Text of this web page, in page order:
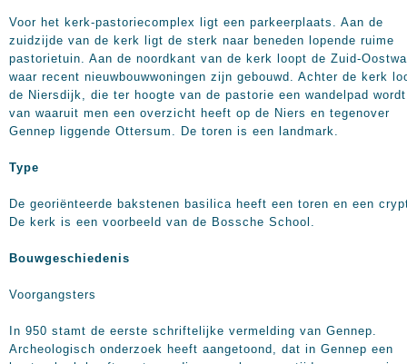
Voor het kerk-pastoriecomplex ligt een parkeerplaats. Aan de
zuidzijde van de kerk ligt de sterk naar beneden lopende ruime
pastorietuin. Aan de noordkant van de kerk loopt de Zuid-
waar recent nieuwbouwwoningen zijn gebouwd. Achter de kerk
de Niersdijk, die ter hoogte van de pastorie een wandelpad
van waaruit men een overzicht heeft op de Niers en tegenover
Gennep liggende Ottersum. De toren is een landmark.
Type
De georiënteerde bakstenen basilica heeft een toren en een
De kerk is een voorbeeld van de Bossche School.
Bouwgeschiedenis
Voorgangsters
In 950 stamt de eerste schriftelijke vermelding van Gennep.
Archeologisch onderzoek heeft aangetoond, dat in Gennep een